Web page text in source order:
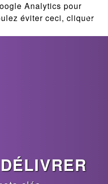
Analytics pour
éviter ceci, cliquer